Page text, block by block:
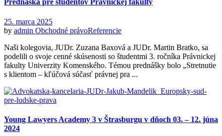
Prednáška pre študentov Právnickej fakulty
25. marca 2025
by admin Obchodné právoReferencie
Naši kolegovia, JUDr. Zuzana Baxová a JUDr. Martin Bratko, sa
podelili o svoje cenné skúsenosti so študentmi 3. ročníka Právnickej
fakulty Univerzity Komenského. Témou prednášky bolo „Stretnutie
s klientom – kľúčová súčasť právnej pra ...
Young Lawyers Academy 3 v Štrasburgu v dňoch 03. – 12. júna
2024